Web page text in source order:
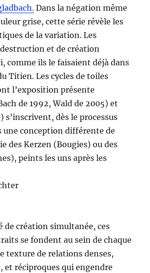
Dans la négation même
grise, cette série révèle les
de la variation. Les
destruction et de création
comme ils le faisaient déjà dans
Titien. Les cycles de toiles
l’exposition présente
de 1992, Wald de 2005) et
s’inscrivent, dès le processus
une conception différente de
des Kerzen (Bougies) ou des
peints les uns après les
de création simultanée, ces
se fondent au sein de chaque
texture de relations denses,
et réciproques qui engendre